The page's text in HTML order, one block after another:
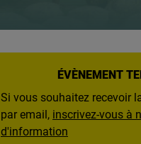
ÉVÈNEMENT
Si vous souhaitez recevoir
par email, inscrivez-vous à
d'information